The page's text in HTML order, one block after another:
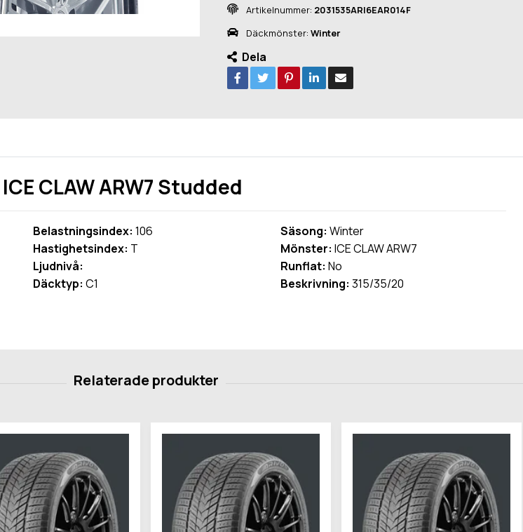
Artikelnummer: 2031535ARI6EAR014F
Däckmönster: Winter
Dela
CLAW ARW7 Studded
Belastningsindex: 106
Hastighetsindex: T
Ljudnivå:
Däcktyp: C1
Säsong: Winter
Mönster: ICE CLAW ARW7
Runflat: No
Beskrivning: 315/35/20